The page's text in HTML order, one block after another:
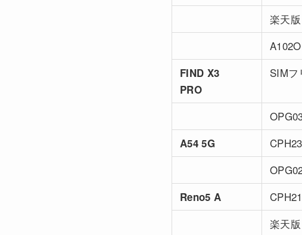
楽天版
FIND X3
PRO
SIMフ
A54 5G
Reno5 A
楽天版